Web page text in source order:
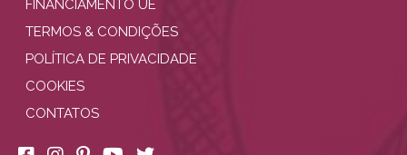
FINANCIAMENTO UE
TERMOS & CONDIÇÕES
POLÍTICA DE PRIVACIDADE
COOKIES
CONTATOS